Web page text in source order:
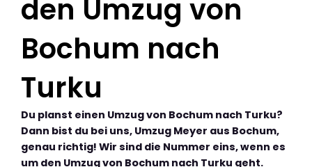
den Umzug von
Bochum nach
Turku
Du planst einen Umzug von Bochum nach Turku?
Dann bist du bei uns, Umzug Meyer aus Bochum,
genau richtig! Wir sind die Nummer eins, wenn es
um den Umzug von Bochum nach Turku geht.